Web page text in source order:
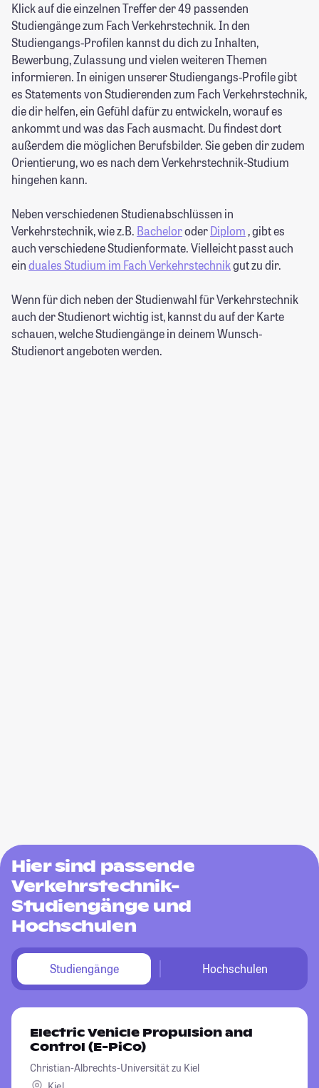
Klick auf die einzelnen Treffer der 49 passenden
Studiengänge zum Fach Verkehrstechnik. In den
Studiengangs-Profilen kannst du dich zu Inhalten,
Bewerbung, Zulassung und vielen weiteren Themen
informieren. In einigen unserer Studiengangs-Profile gibt
es Statements von Studierenden zum Fach Verkehrstechnik,
die dir helfen, ein Gefühl dafür zu entwickeln, worauf es
ankommt und was das Fach ausmacht. Du findest dort
außerdem die möglichen Berufsbilder. Sie geben dir zudem
Orientierung, wo es nach dem Verkehrstechnik-Studium
hingehen kann.
Neben verschiedenen Studienabschlüssen in
Verkehrstechnik, wie z.B. BacheloroderDiplom , gibt es
auch verschiedene Studienformate. Vielleicht passt auch
einduales Studium im Fach Verkehrstechnikgut zu dir.
Wenn für dich neben der Studienwahl für Verkehrstechnik
auch der Studienort wichtig ist, kannst du auf der Karte
schauen, welche Studiengänge in deinem Wunsch-
Studienort angeboten werden.
Hier sind passende
Verkehrstechnik-
Studiengänge und
Hochschulen
Studiengänge Hochschulen
Electric Vehicle Propulsion and
Control (E-PiCo)
Christian-Albrechts-Universität zu Kiel